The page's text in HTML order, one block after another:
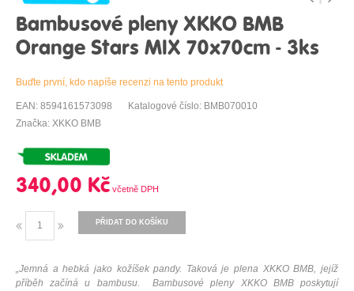
Bambusové pleny XKKO BMB
Orange Stars MIX 70x70cm - 3ks
Buďte první, kdo napíše recenzi na tento produkt
EAN: 8594161573098
Katalogové číslo: BMB070010
Značka: XKKO BMB
340,00 Kč
PŘIDAT DO KOŠÍKU
„Jemná a hebká jako kožíšek pandy. Taková je plena XKKO BMB, jejíž
příběh začíná u bambusu. Bambusové pleny XKKO BMB poskytují